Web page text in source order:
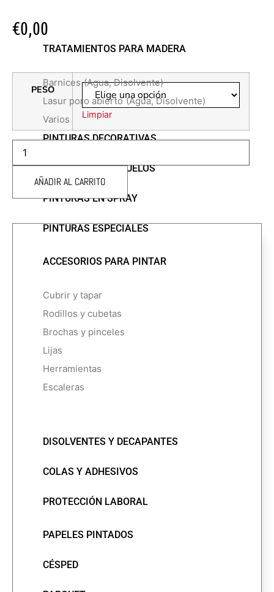
TRATAMIENTOS PARA MADERA
Barnices (Agua, Disolvente)
Lasur poro abierto (Agua, Disolvente)
Varios
PINTURAS DECORATIVAS
PINTURAS PARA SUELOS
PINTURAS EN SPRAY
PINTURAS ESPECIALES
ACCESORIOS PARA PINTAR
Cubrir y tapar
Rodillos y cubetas
Brochas y pinceles
Lijas
Herramientas
Escaleras
DISOLVENTES Y DECAPANTES
COLAS Y ADHESIVOS
PROTECCIÓN LABORAL
PAPELES PINTADOS
CÉSPED
€0,00
PESO
Limpiar
RIAD
ESTUCO
DE
cantidadAÑADIR AL CARRITO